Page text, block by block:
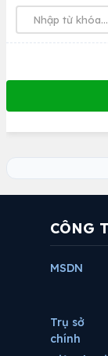
CÔNG
MSDN
Trụ sở
chính